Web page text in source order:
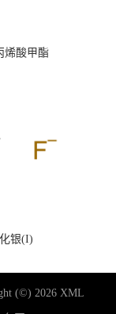
烯酸甲酯
银(I)
(©) 2026 XML